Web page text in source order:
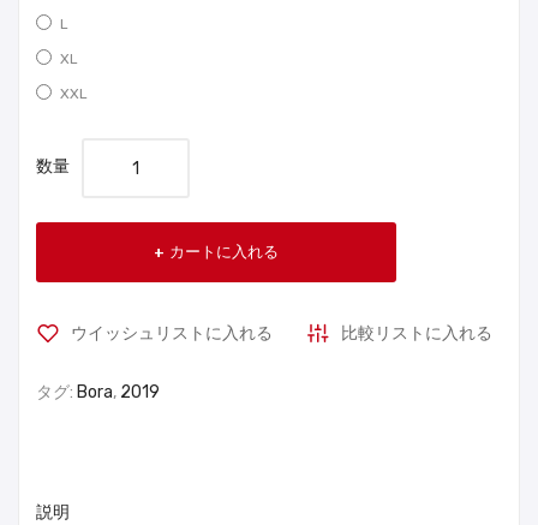
L
XL
XXL
数量
カートに入れる
ウイッシュリストに入れる 比較リストに入れる
タグ: Bora, 2019
説明